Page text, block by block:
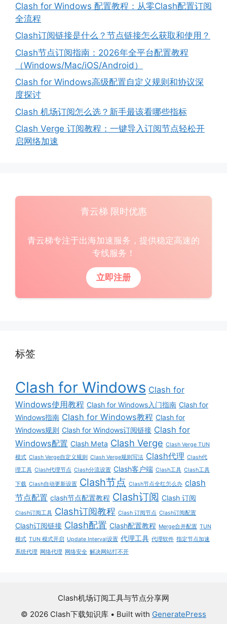
Clash for Windows 配置教程：从零Clash配置订阅
全流程
Clash订阅链接是什么？节点链接怎么获取和使用？
Clash节点订阅指南：2026年全平台配置教程
（Windows/Mac/iOS/Android）
Clash for Windows高级配置自定义规则和协议深
度探讨
Clash 机场订阅怎么选？新手最该看哪些指标
Clash Verge 订阅教程：一键导入订阅节点轻松开
启网络加速
青云梯 限时优惠
青云梯专注于出海加速服务，提供稳定高速的
专线服务！
立即注册
标签
Clash for Windows Clash for
Windows使用教程 Clash for Windows入门指南 Clash for
Windows指南 Clash for Windows教程 Clash for
Windows规则 Clash for Windows订阅链接 Clash for
Windows配置 Clash Meta Clash Verge Clash Verge TUN
模式 Clash Verge自定义规则 Clash Verge规则写法 Clash代理 Clash代
理工具 Clash代理节点 Clash分流设置 Clash客户端 Clash工具 Clash工具
下载 Clash自动更新设置 Clash节点 Clash节点全红怎么办 clash
节点配置 clash节点配置教程 Clash订阅 Clash 订阅
Clash订阅工具 Clash订阅教程 Clash 订阅节点 Clash订阅配置
Clash订阅链接 Clash配置 Clash配置教程 Merge合并配置 TUN
模式 TUN 模式开启 Update Interval设置 代理工具 代理软件 指定节点加速
系统代理 网络代理 网络安全 解决网站打不开
Clash机场订阅工具与节点分享网
© 2026 Clash下载知识库 • Built with GeneratePress